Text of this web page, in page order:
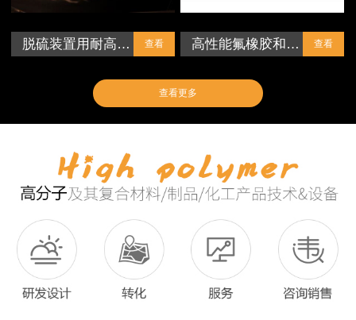
脱硫装置用耐高… 查看 高性能氟橡胶和… 查看
查看更多